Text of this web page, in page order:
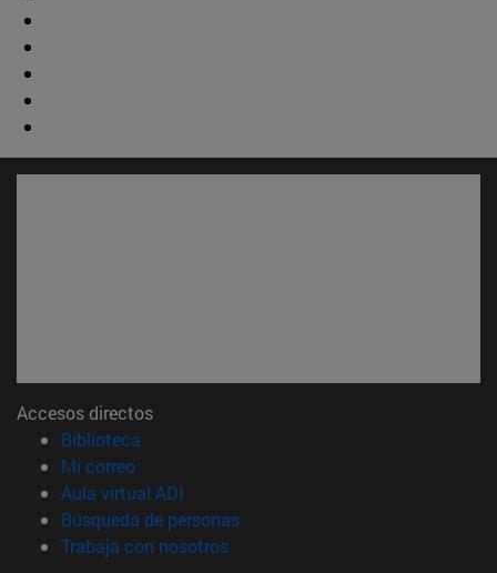
Accesos directos
Biblioteca
Mi correo(abre en nueva ventana)
Aula virtual ADI
Búsqueda de personas(abre en nueva ventana)
Trabaja con nosotros(abre en nueva ventana)